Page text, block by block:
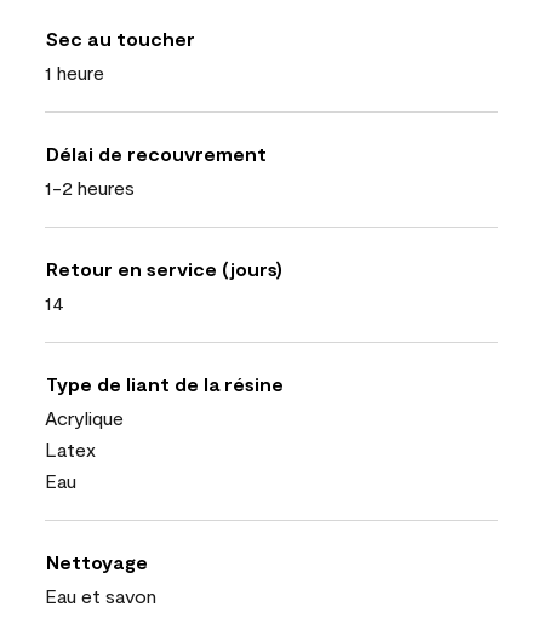
Sec au toucher
1 heure
Délai de recouvrement
1-2 heures
Retour en service (jours)
14
Type de liant de la résine
Acrylique
Latex
Eau
Nettoyage
Eau et savon